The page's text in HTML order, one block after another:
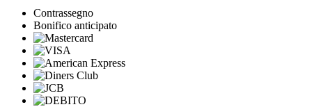
Contrassegno
Bonifico anticipato